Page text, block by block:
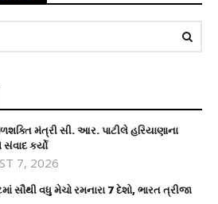
મંત્રી સી. આર. પાટીલે હરિયાણાના
કર્યો
7, 2026
સૌથી વધુ મેચો રમનારા 7 દેશો, ભારત ત્રીજા